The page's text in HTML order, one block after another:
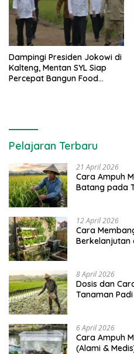
Dampingi Presiden Jokowi di
Kalteng, Mentan SYL Siap
Percepat Bangun Food
Pelajaran Terbaru
21 April 2026
Cara Ampuh
Batang pada
12 April 2026
Cara
Berkelanjutan
8 April 2026
Dosis dan
Tanaman
6 April 2026
Cara Ampuh
(Alami &